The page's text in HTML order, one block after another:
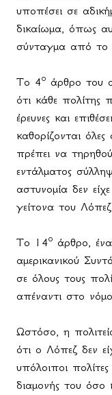
υποπέσει σε
δικαίωμα, όπως
σύνταγμα από το
Το 4ο άρθρο του
ότι κάθε πολίτης
έρευνες και
καθορίζονται
πρέπει να
εντάλματος
αστυνομία δεν
γείτονα του
Το 14ο άρθρο,
αμερικανικού
σε όλους τους
απέναντι στο
Ωστόσο, η
ότι ο Λόπεζ δεν
υπόλοιποι
διαμονής του όσο